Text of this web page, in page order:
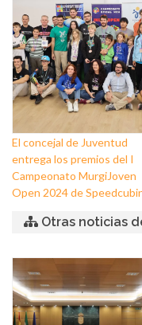
Nuestra Señora de los
de Balerma
El concejal de Juventud
entrega los premios del I
Campeonato MurgiJoven
Open 2024 de
Otras noticias